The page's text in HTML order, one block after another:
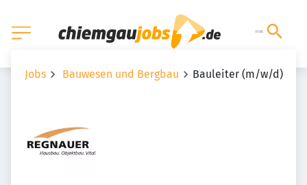
Jobs Bauwesen und Bergbau Bauleiter (m/w/d)